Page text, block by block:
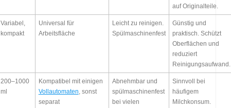
auf Originalteile.
Variabel,
kompakt
Universal für
Arbeitsfläche
Leicht zu reinigen.
Spülmaschinenfest
Günstig und
praktisch. Schützt
Oberflächen und
reduziert
Reinigungsaufwand.
200–1000
ml
Kompatibel mit einigen
Vollautomaten, sonst
separat
Abnehmbar und
spülmaschinenfest
bei vielen
Sinnvoll bei
häufigem
Milchkonsum.